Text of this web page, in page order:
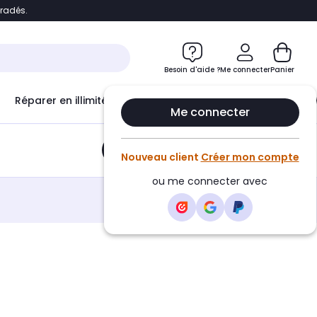
Accéder directement au chatbot
Besoin d'aide ?Me connecter
Me connecter
Nouveau client Créer mon compte
ou me connecter avec
Panier
Réparer en illimité avec Le Club Infinity
Ajouter au panier